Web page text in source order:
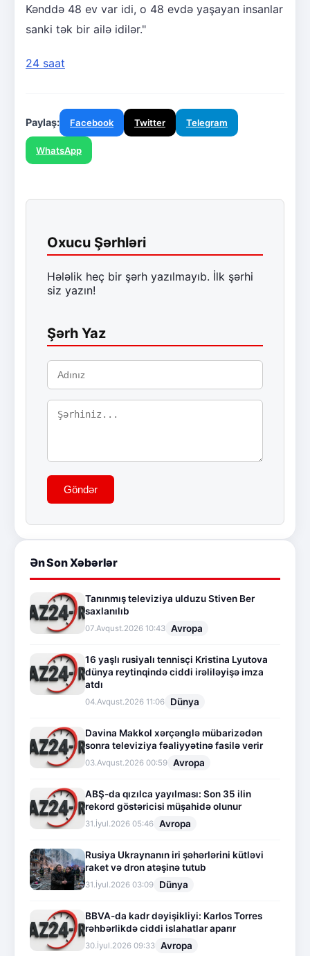
Kənddə 48 ev var idi, o 48 evdə yaşayan insanlar
sanki tək bir ailə idilər."
24 saat
Paylaş: Facebook Twitter Telegram
WhatsApp
Oxucu Şərhləri
Hələlik heç bir şərh yazılmayıb. İlk şərhi
siz yazın!
Şərh Yaz
Göndər
Ən Son Xəbərlər
Tanınmış televiziya ulduzu Stiven Ber
saxlanılıb
07.Avqust.2026 10:43 Avropa
16 yaşlı rusiyalı tennisçi Kristina Lyutova
dünya reytinqində ciddi irəliləyişə imza
atdı
04.Avqust.2026 11:06 Dünya
Davina Makkol xərçənglə mübarizədən
sonra televiziya fəaliyyətinə fasilə verir
03.Avqust.2026 00:59 Avropa
ABŞ-da qızılca yayılması: Son 35 ilin
rekord göstəricisi müşahidə olunur
31.İyul.2026 05:46 Avropa
Rusiya Ukraynanın iri şəhərlərini kütləvi
raket və dron atəşinə tutub
31.İyul.2026 03:09 Dünya
BBVA-da kadr dəyişikliyi: Karlos Torres
rəhbərlikdə ciddi islahatlar aparır
30.İyul.2026 09:33 Avropa